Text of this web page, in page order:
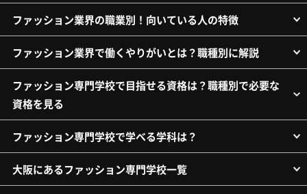
ファッション業界の職業別！向いている人の特徴
ファッション業界で働くやりがいとは？職種別に解説
ファッション専門学校で目指せる資格は？職種別で必要な
資格を見る
ファッション専門学校で学べる学科は？
大阪にあるファッション専門学校一覧